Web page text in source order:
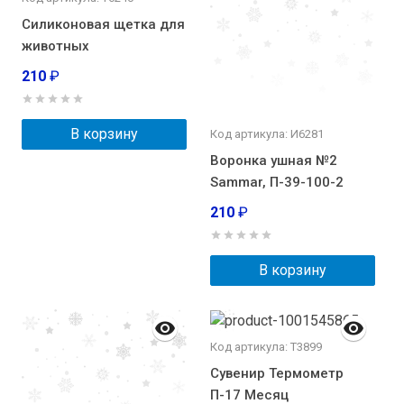
Силиконовая щетка для
животных
210 ₽
В корзину Код артикула: И6281
Воронка ушная №2
Sammar, П-39-100-2
210 ₽
В корзину
Код артикула: Т3899
Сувенир Термометр
П-17 Месяц